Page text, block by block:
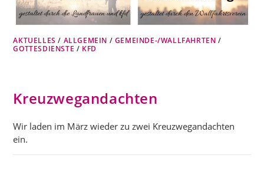
AKTUELLES / ALLGEMEIN / GEMEINDE-/WALLFAHRTEN /
GOTTESDIENSTE / KFD
Kreuzwegandachten
Wir laden im März wieder zu zwei Kreuzwegandachten
ein.